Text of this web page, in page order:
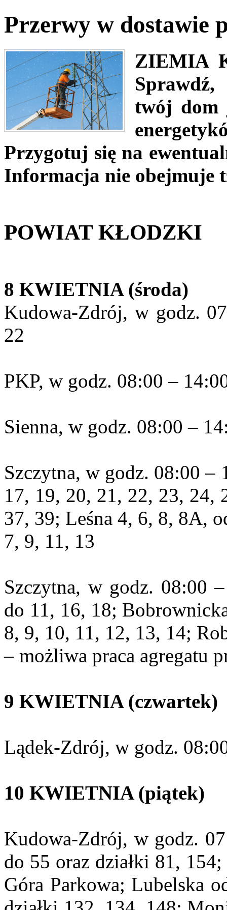
Przerwy w dostawie
ZIEMIA
twój dom
Przygotuj się na
Informacja nie obejmuje
POWIAT KŁODZKI
8 KWIETNIA (środa)
Kudowa-Zdrój, w godz.
22
PKP, w godz. 08:00 –
Sienna, w godz. 08:00 –
Szczytna, w godz. 08:00
17, 19, 20, 21, 22, 23, 24,
37, 39; Leśna 4, 6, 8, 8A,
7, 9, 11, 13
Szczytna, w godz. 08:00
do 11, 16, 18;
8, 9, 10, 11, 12, 13, 14;
– możliwa praca agregatu
9 KWIETNIA (czwartek)
Lądek-Zdrój, w godz.
10 KWIETNIA (piątek)
Kudowa-Zdrój, w godz.
do 55 oraz działki 81,
Góra Parkowa; Lubelska